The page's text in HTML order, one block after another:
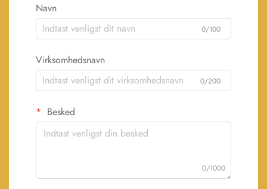
Navn
0/100
Virksomhedsnavn
0/200
Besked
0/1000